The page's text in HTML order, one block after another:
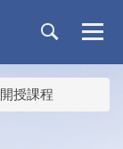
開授課程